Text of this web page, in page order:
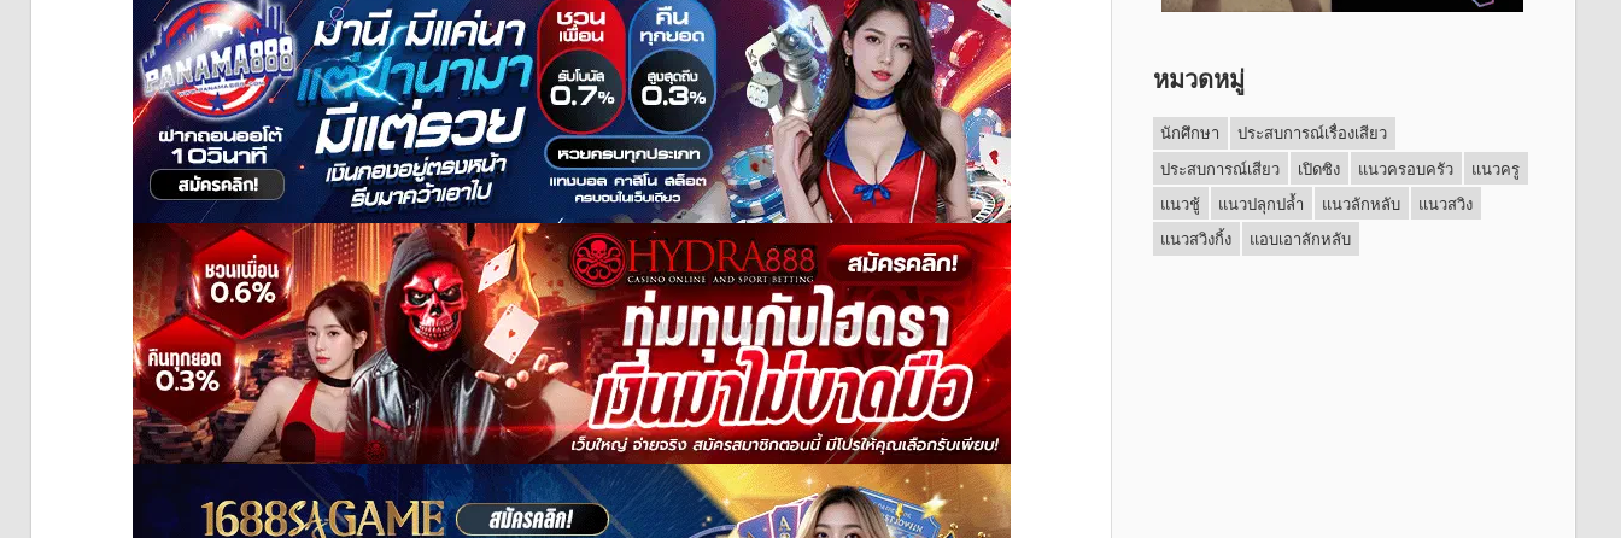
หมวดหมู่
นักศึกษา
ประสบการณ์เรื่องเสียว
ประสบการณ์เสียว
เปิดซิง แนวครอบครัว
แนวครู
แนวชู้
แนวปลุกปล้ำ แนวลักหลับ
แนวสวิง
แนวสวิงกิ้ง
แอบเอาลักหลับ